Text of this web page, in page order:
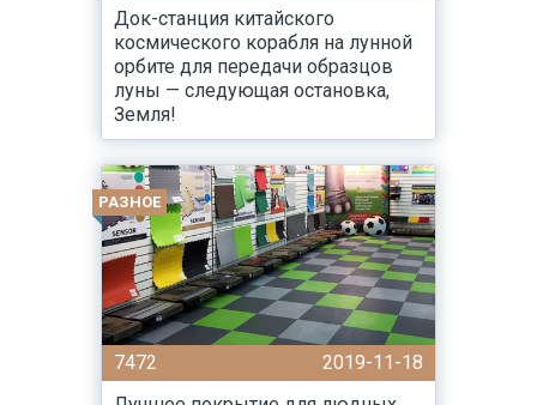
Док-станция китайского
космического корабля на лунной
орбите для передачи образцов
луны — следующая остановка,
Земля!
РАЗНОЕ
7472
2019-11-18